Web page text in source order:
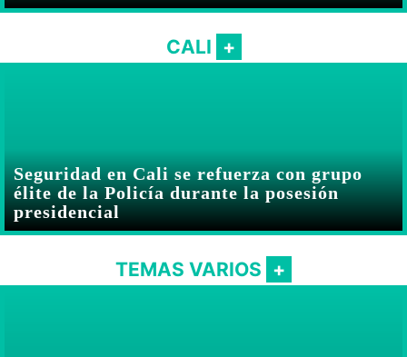
CALI
Seguridad en Cali se refuerza con grupo
élite de la Policía durante la posesión
presidencial
TEMAS VARIOS